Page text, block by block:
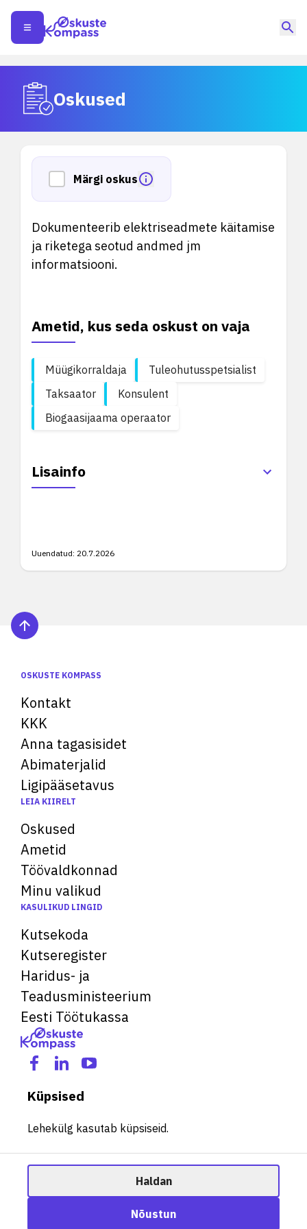
Oskused
Märgi oskus
Dokumenteerib elektriseadmete käitamise
ja riketega seotud andmed jm
informatsiooni.
Ametid, kus seda oskust on vaja
Müügikorraldaja
Tuleohutusspetsialist
Taksaator
Konsulent
Biogaasijaama operaator
Lisainfo
Uuendatud: 20.7.2026
Ametisoovitaja
OSKUSTE KOMPASS
Kontakt
KKK
Anna tagasisidet
Abimaterjalid
Ligipääsetavus
LEIA KIIRELT
Oskused
Ametid
Töövaldkonnad
Minu valikud
KASULIKUD LINGID
Kutsekoda
Kutseregister
Haridus- ja
Teadusministeerium
Eesti Töötukassa
Küpsised
Lehekülg kasutab küpsiseid.
Haldan
Nõustun